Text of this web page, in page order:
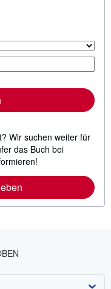
Wir suchen weiter für
das Buch bei